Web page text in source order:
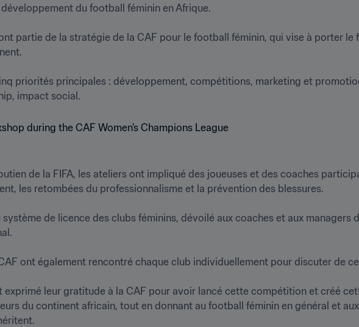
du football féminin en Afrique.
partie de la stratégie de la CAF pour le football féminin, qui vise à porter le
priorités principales : développement, compétitions, marketing et
impact social.
de la FIFA, les ateliers ont impliqué des joueuses et des coaches
les retombées du professionnalisme et la prévention des blessures.
de licence des clubs féminins, dévoilé aux coaches et aux managers
ont également rencontré chaque club individuellement pour discuter de
exprimé leur gratitude à la CAF pour avoir lancé cette compétition et créé
du continent africain, tout en donnant au football féminin en général et